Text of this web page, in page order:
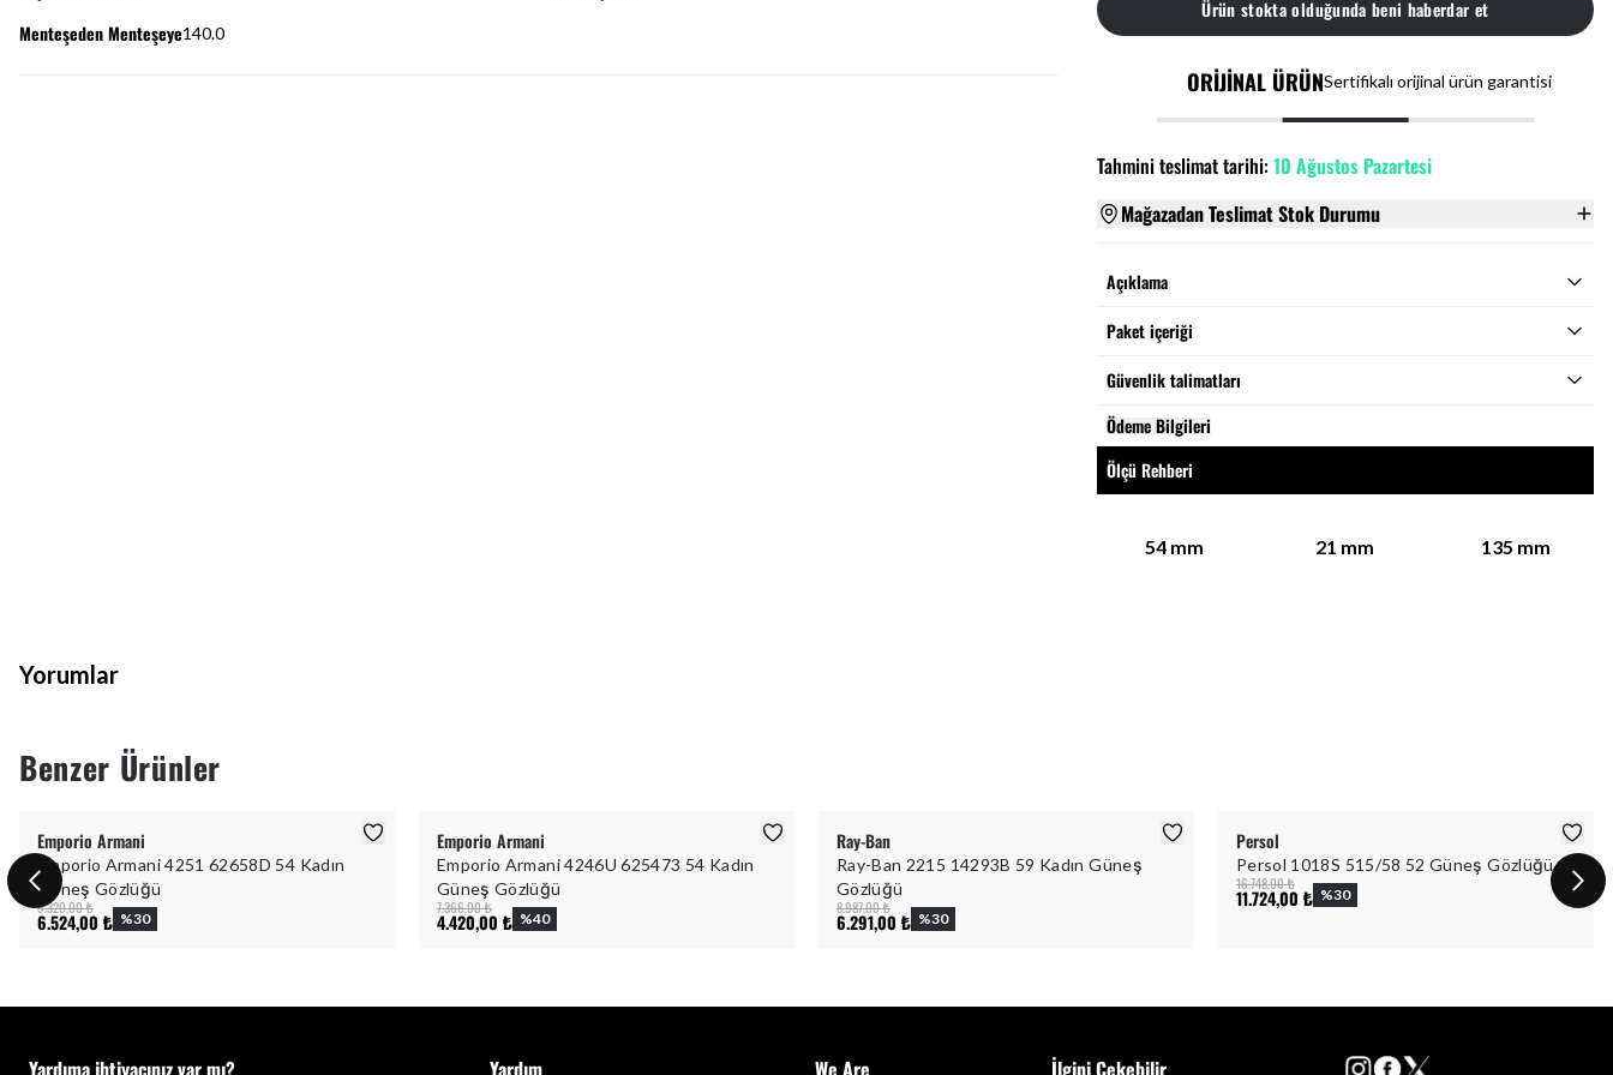
Menteşeden Menteşeye140.0
Ürün stokta olduğunda beni haberdar et
ORİJİNAL ÜRÜNSertifikalı orijinal ürün garantisi
Tahmini teslimat tarihi:10 Ağustos Pazartesi
Mağazadan Teslimat Stok Durumu
Açıklama
Paket içeriği
Güvenlik talimatları
Ödeme Bilgileri
Ölçü Rehberi
54 mm 21 mm 135 mm
Yorumlar
Benzer Ürünler
Emporio Armani
Emporio Armani 4251 62658D 54 Kadın
Güneş Gözlüğü
9.320,00 ₺
6.524,00 ₺ %30
Emporio Armani
Emporio Armani 4246U 625473 54 Kadın
Güneş Gözlüğü
7.366,00 ₺
4.420,00 ₺ %40
Ray-Ban
Ray-Ban 2215 14293B 59 Kadın Güneş
Gözlüğü
8.987,00 ₺
6.291,00 ₺ %30
Persol
Persol 1018S 515/58 52 Güneş Gözlüğü
16.748,00 ₺
11.724,00 ₺ %30
Yardıma ihtiyacınız var mı? Yardım We Are İlgini Çekebilir